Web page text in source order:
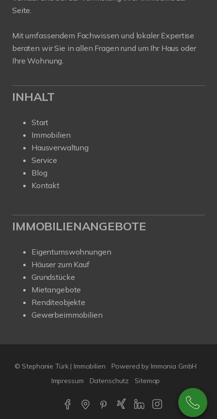
Seite.
Mit umfassendem Fachwissen und lokaler Expertise
beraten wir Sie in allen Fragen rund um Ihr Haus oder
Ihre Wohnung.
INHALT
Start
Immobilien
Hausverwaltung
Service
Blog
Kontakt
IMMOBILIENANGEBOTE
Eigentumswohnungen
Häuser zum Kauf
Grundstücke
Mietangebote
Renditeobjekte
Gewerbeimmobilien
© Stephanie Türk | Immobilien
Powered by Immonia GmbH
Impressum
Datenschutz Sitemap